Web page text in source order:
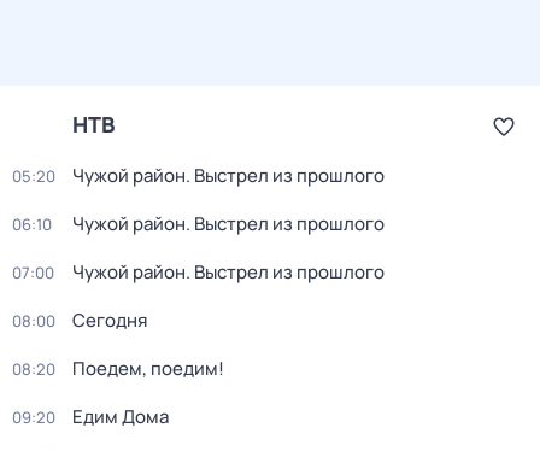
НТВ
05:20 Чужой район. Выстрел из прошлого
06:10 Чужой район. Выстрел из прошлого
07:00 Чужой район. Выстрел из прошлого
08:00 Сегодня
08:20 Поедем, поедим!
09:20 Едим Дома